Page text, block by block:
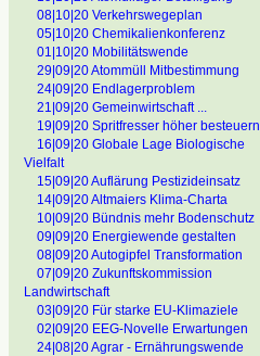
08|10|20 Verkehrswegeplan
05|10|20 Chemikalienkonferenz
01|10|20 Mobilitätswende
29|09|20 Atommüll Mitbestimmung
24|09|20 Endlagerproblem
21|09|20 Gemeinwirtschaft ...
19|09|20 Spritfresser höher besteuern
16|09|20 Globale Lage Biologische
Vielfalt
15|09|20 Auflärung Pestizideinsatz
14|09|20 Altmaiers Klima-Charta
10|09|20 Bündnis mehr Bodenschutz
09|09|20 Energiewende gestalten
08|09|20 Autogipfel Transformation
07|09|20 Zukunftskommission
Landwirtschaft
03|09|20 Für starke EU-Klimaziele
02|09|20 EEG-Novelle Erwartungen
24|08|20 Agrar - Ernährungswende